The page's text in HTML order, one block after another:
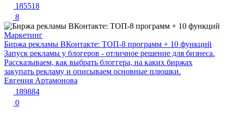
185518
8
Маркетинг
Биржа рекламы ВКонтакте: ТОП-8 программ + 10 функций
Запуск рекламы у блогеров - отличное решение для бизнеса.
Рассказываем, как выбрать блоггера, на каких биржах
закупать рекламу и описываем основные плюшки.
Евгения Артамонова
189884
0